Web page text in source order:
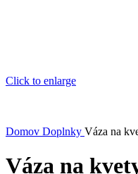
Click to enlarge
Domov Doplnky Váza na
Váza na